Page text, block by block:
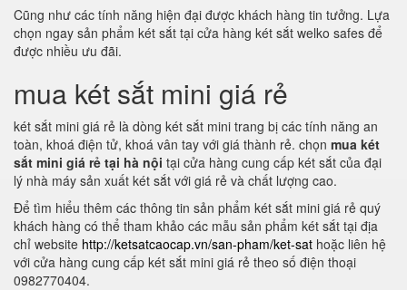
Cũng như các tính năng hiện đại được khách hàng tin tưởng. Lựa
chọn ngay sản phẩm két sắt tại cửa hàng két sắt welko safes để
được nhiều ưu đãi.
mua két sắt mini giá rẻ
két sắt mini giá rẻ là dòng két sắt mini trang bị các tính năng an
toàn, khoá điện tử, khoá vân tay với giá thành rẻ. chọn mua két
sắt mini giá rẻ tại hà nội tại cửa hàng cung cấp két sắt của đại
lý nhà máy sản xuất két sắt với giá rẻ và chất lượng cao.
Để tìm hiểu thêm các thông tin sản phẩm két sắt mini giá rẻ quý
khách hàng có thể tham khảo các mẫu sản phẩm két sắt tại địa
chỉ website http://ketsatcaocap.vn/san-pham/ket-sat hoặc liên hệ
với cửa hàng cung cấp két sắt mini giá rẻ theo số điện thoại
0982770404.